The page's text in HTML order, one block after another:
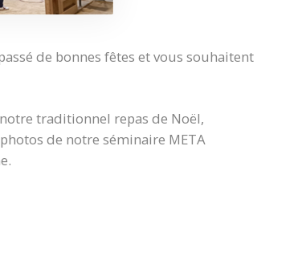
de bonnes fêtes et vous souhaitent
notre traditionnel repas de Noël,
de notre séminaire META